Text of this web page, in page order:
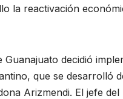
la reactivación
decidió
que se desarrolló
Arizmendi. El jefe